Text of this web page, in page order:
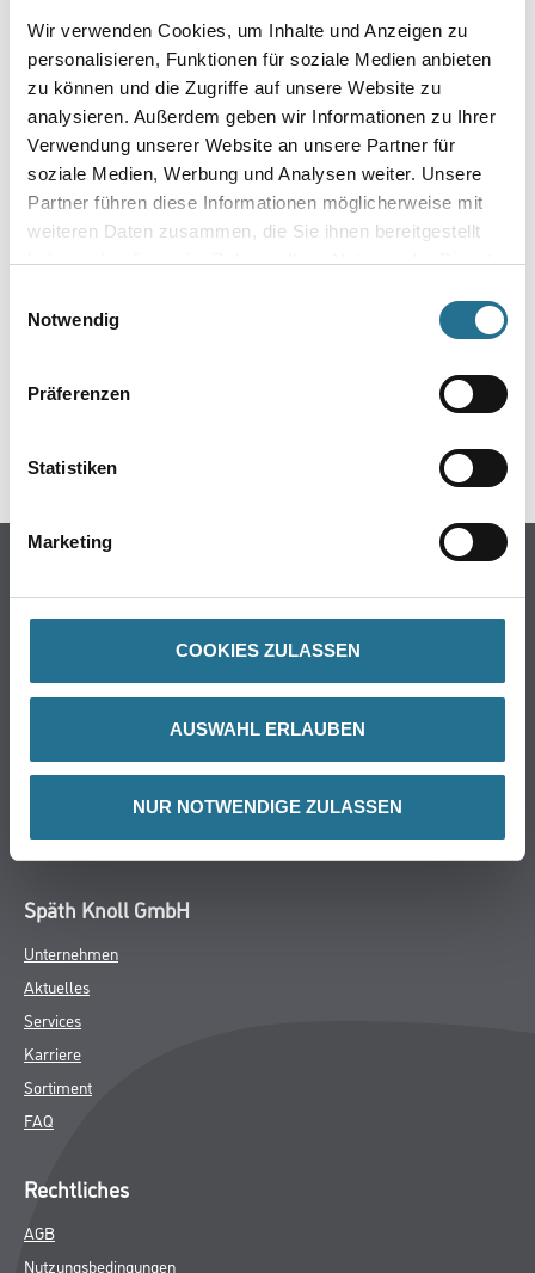
Wir verwenden Cookies, um Inhalte und Anzeigen zu
personalisieren, Funktionen für soziale Medien anbieten
zu können und die Zugriffe auf unsere Website zu
analysieren. Außerdem geben wir Informationen zu Ihrer
Verwendung unserer Website an unsere Partner für
soziale Medien, Werbung und Analysen weiter. Unsere
Partner führen diese Informationen möglicherweise mit
weiteren Daten zusammen, die Sie ihnen bereitgestellt
haben oder die sie im Rahmen Ihrer Nutzung der Dienste
Notwendig
Präferenzen
Statistiken
Marketing
COOKIES ZULASSEN
AUSWAHL ERLAUBEN
NUR NOTWENDIGE ZULASSEN
- Akustische Entkoppelung
- Sichere Befestigung der Unterkonstruktion
- Große Abhängehöhen realisierbar
- Für Abhängegewichte bis 0,4 kN
- Dank durchgehender Lochung nahezu stufenlose
Höhenjustierung möglich
GEFAHRENHINWEISE
DATENBLÄTTER
SPEZIFIKATIONEN
Farbe
Putze- und Spachtelmassen
Wand- & Deckenbeläge
Werkzeug & Maschinen
Verbrauchsmaterialien
Späth Knoll GmbH
Unternehmen
Aktuelles
Services
Karriere
Sortiment
FAQ
Rechtliches
AGB
Nutzungsbedingungen